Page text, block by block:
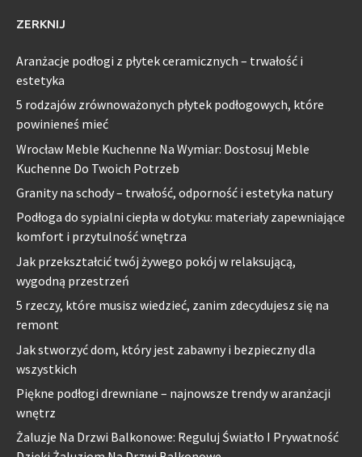
ZERKNIJ
Aranżacje podłogi z płytek ceramicznych – trwałość i
estetyka
5 rodzajów zrównoważonych płytek podłogowych, które
powinieneś mieć
Wrocław Meble Kuchenne Na Wymiar: Dostosuj Meble
Kuchenne Do Twoich Potrzeb
Granity na schody – trwałość, odporność i estetyka natury
Podłoga do sypialni ciepła w dotyku: materiały zapewniające
komfort i przytulność wnętrza
Jak przekształcić twój żywego pokój w relaksującą,
wygodną przestrzeń
5 rzeczy, które musisz wiedzieć, zanim zdecydujesz się na
remont
Jak stworzyć dom, który jest zabawny i bezpieczny dla
wszystkich
Piękne podłogi drewniane – najnowsze trendy w aranżacji
wnętrz
Żaluzje Na Drzwi Balkonowe: Reguluj Światło I Prywatność